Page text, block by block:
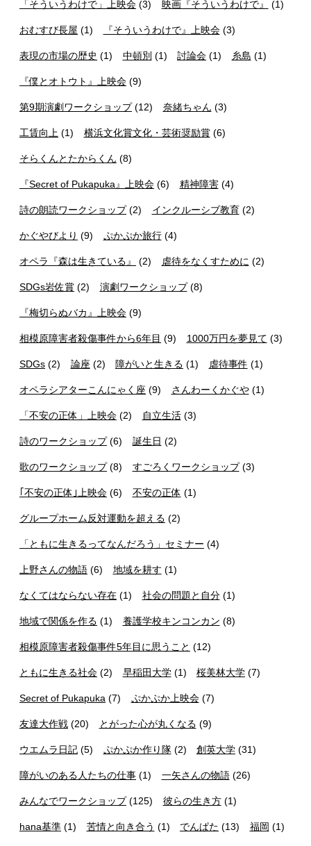
「そういうわけで」上映会 (3) 映画『そういうわけで』 (1)
おむすび長屋 (1) 『そういうわけで』上映会(3)
表現の市場の歴史 (1) 中頓別 (1) 討論会 (1) 糸島 (1)
『僕とオトウト』上映会 (9)
第9期演劇ワークショップ(12) 奈緒ちゃん (3)
工賃向上 (1) 横浜文化賞文化・芸術奨励賞(6)
そらくんとたからくん (8)
『Secret of Pukapuka』上映会 (6) 精神障害(4)
詩の朗読ワークショップ(2) インクルーシブ教育(2)
かぐやびより (9) ぷかぷか旅行(4)
オペラ『森は生きている』 (2) 虐待をなくすために (2)
SDGs岩佐賞 (2) 演劇ワークショップ(8)
『梅切らぬバカ』上映会 (9)
相模原障害者殺傷事件から6年目 (9) 1000万円を夢見て (3)
SDGs (2) 論座 (2) 障がいと生きる (1) 虐待事件 (1)
オペラシアターこんにゃく座 (9) さんわーくかぐや(1)
「不安の正体」上映会 (2) 自立生活(3)
詩のワークショップ(6) 誕生日 (2)
歌のワークショップ(8) すごろくワークショップ(3)
｢不安の正体｣上映会 (6) 不安の正体 (1)
グループホーム反対運動を超える (2)
「ともに生きるってなんだろう」セミナー (4)
上野さんの物語 (6) 地域を耕す (1)
なくてはならない存在 (1) 社会の問題と自分(1)
地域で関係を作る (1) 養護学校キンコンカン (8)
相模原障害者殺傷事件5年目に思うこと (12)
ともに生きる社会 (2) 早稲田大学(1) 桜美林大学 (7)
Secret of Pukapuka (7) ぷかぷか上映会(7)
友達大作戦 (20) とがった心が丸くなる (9)
ウエムラ日記 (5) ぷかぷか作り隊(2) 創英大学 (31)
障がいのある人たちの仕事 (1) 一矢さんの物語(26)
みんなでワークショップ(125) 彼らの生き方(1)
hana基準 (1) 苦情と向き合う (1) でんぱた (13) 福岡 (1)